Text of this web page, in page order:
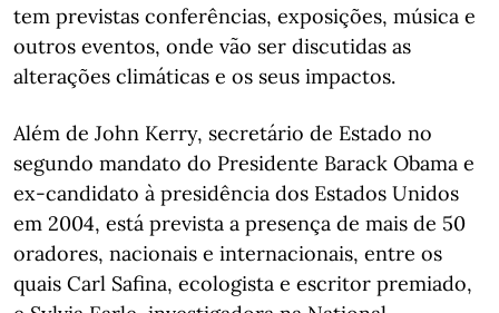
tem previstas conferências, exposições, música e
outros eventos, onde vão ser discutidas as
alterações climáticas e os seus impactos.
Além de John Kerry, secretário de Estado no
segundo mandato do Presidente Barack Obama e
ex-candidato à presidência dos Estados Unidos
em 2004, está prevista a presença de mais de 50
oradores, nacionais e internacionais, entre os
quais Carl Safina, ecologista e escritor premiado,